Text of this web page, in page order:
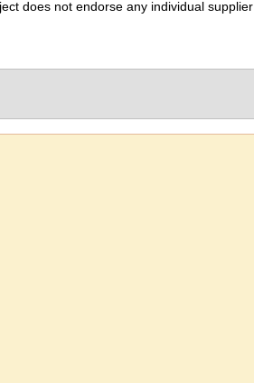
does not endorse any individual